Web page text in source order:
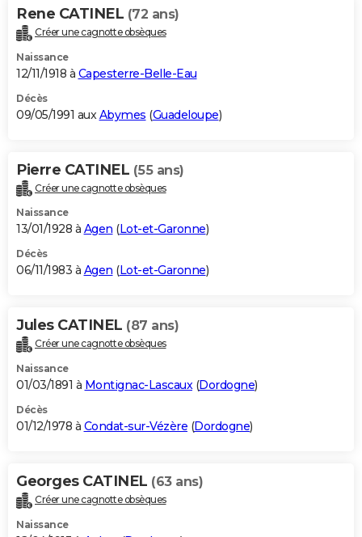
Rene CATINEL (72 ans)
Créer une cagnotte obsèques
Naissance
12/11/1918 à Capesterre-Belle-Eau
Décès
09/05/1991 aux Abymes (Guadeloupe)
Pierre CATINEL (55 ans)
Créer une cagnotte obsèques
Naissance
13/01/1928 à Agen (Lot-et-Garonne)
Décès
06/11/1983 à Agen (Lot-et-Garonne)
Jules CATINEL (87 ans)
Créer une cagnotte obsèques
Naissance
01/03/1891 à Montignac-Lascaux(Dordogne)
Décès
01/12/1978 à Condat-sur-Vézère (Dordogne)
Georges CATINEL (63 ans)
Créer une cagnotte obsèques
Naissance